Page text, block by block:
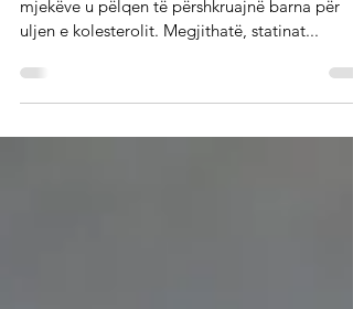
Nëse niveli juaj i kolesterolit është i lartë,
mjekëve u pëlqen të përshkruajnë barna për
uljen e kolesterolit. Megjithatë, statinat...